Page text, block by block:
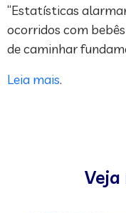
“Estatísticas
ocorridos com
de caminhar
Leia mais.